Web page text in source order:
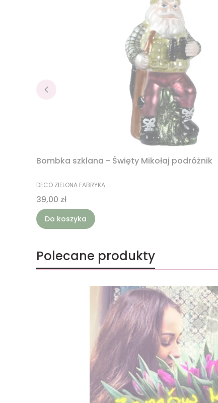
Bombka szklana - Święty Mikołaj podróżnik
PRODUCENT
DECO ZIELONA FABRYKA
Cena
39,00 zł
Do koszyka
Polecane produkty